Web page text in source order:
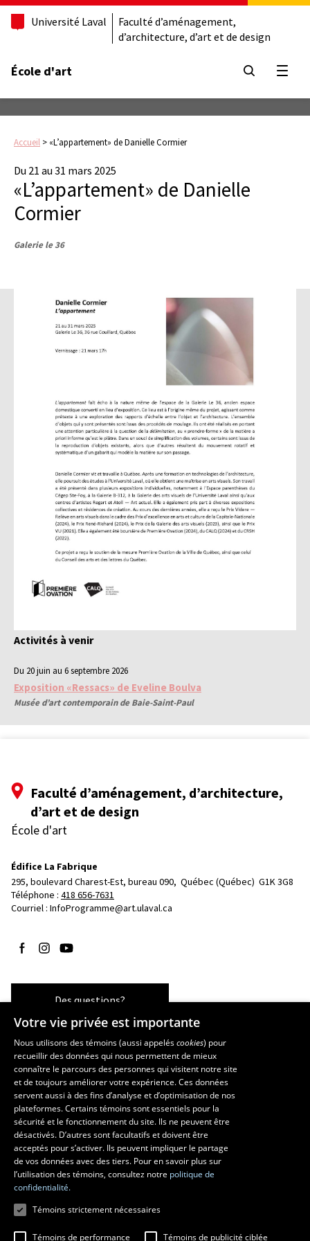
Université Laval
Faculté d’aménagement,
d’architecture, d’art et de design
École d'art
Accueil > «L’appartement» de Danielle Cormier
Du 21 au 31 mars 2025
«L’appartement» de Danielle
Cormier
Galerie le 36
Activités à venir
Du 20 juin au 6 septembre 2026
Exposition «Ressacs» de Eveline Boulva
Musée d’art contemporain de Baie-Saint-Paul
Faculté d’aménagement, d’architecture,
d’art et de design
École d'art
Édifice La Fabrique
295, boulevard Charest-Est, bureau 090, Québec (Québec)  G1K 3G8
Téléphone : 418 656-7631
Courriel : InfoProgramme@art.ulaval.ca
Suivez-nous sur Facebook
Suivez-nous sur Instagram
Suivez-nous sur YouTube
Des questions?
Les écoles et la recherche
École supérieure d’aménagement du territoire et de développement
régional
École d’architecture
École de design
Centre de recherche en aménagement et développement
Votre vie privée est importante
Nous utilisons des témoins (aussi appeléscookies) pour
recueillir des données qui nous permettent de mieux
connaître le parcours des personnes qui visitent notre site
et de toujours améliorer votre expérience. Ces données
servent aussi à des fins d’analyse et d’optimisation de nos
plateformes. Certains témoins sont essentiels pour la
sécurité et le fonctionnement du site. Ils ne peuvent être
désactivés. D’autres sont facultatifs et doivent être
acceptés pour s’activer. Ils peuvent impliquer le partage
de vos données avec des tiers. Pour en savoir plus sur
l’utilisation des témoins, consultez notre politique de
confidentialité.
Témoins strictement nécessaires
Témoins de performance Témoins de publicité ciblée